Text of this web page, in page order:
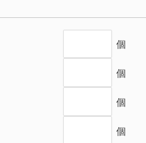
個
個
個
個